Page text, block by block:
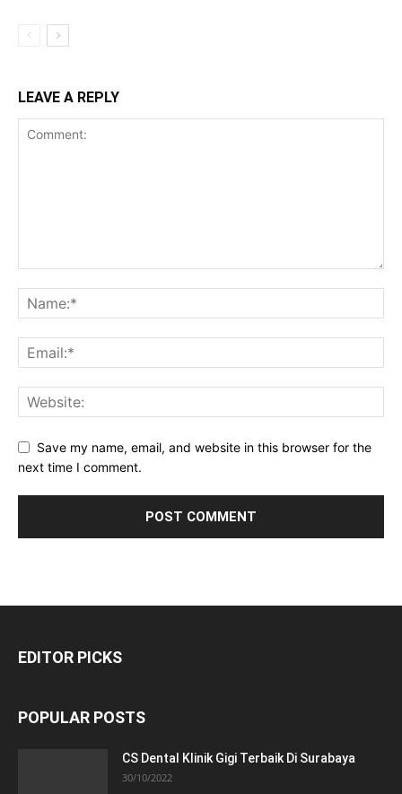
LEAVE A REPLY
Save my name, email, and website in this browser for the
next time I comment.
EDITOR PICKS
POPULAR POSTS
CS Dental Klinik Gigi Terbaik Di Surabaya
30/10/2022